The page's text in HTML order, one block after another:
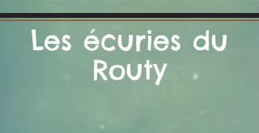
Les écuries du
Routy